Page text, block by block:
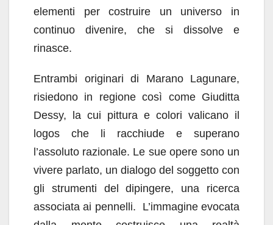
elementi per costruire un universo in
continuo divenire, che si dissolve e
rinasce.
Entrambi originari di Marano Lagunare,
risiedono in regione così come Giuditta
Dessy, la cui pittura e colori valicano il
logos che li racchiude e superano
l’assoluto razionale. Le sue opere sono un
vivere parlato, un dialogo del soggetto con
gli strumenti del dipingere, una ricerca
associata ai pennelli. L’immagine evocata